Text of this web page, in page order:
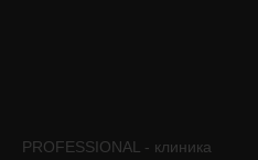
PROFESSIONAL - клиника